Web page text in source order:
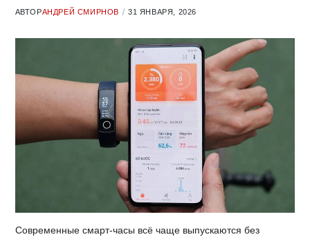
АВТОРАНДРЕЙ СМИРНОВ 31 ЯНВАРЯ, 2026
Современные смарт-часы всё чаще выпускаются без